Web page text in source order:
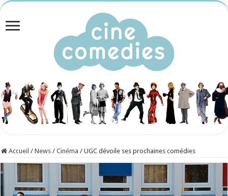
Accueil / News / Cinéma / UGC dévoile ses prochaines comédies